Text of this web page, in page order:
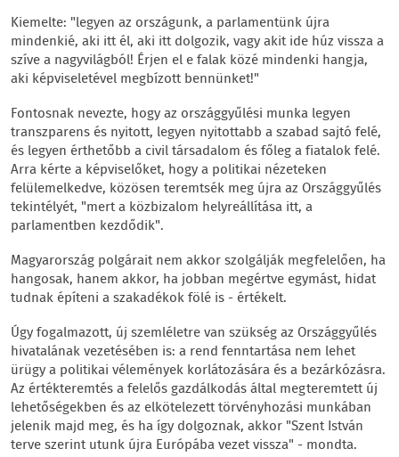
Kiemelte: "legyen az országunk, a parlamentünk újra
mindenkié, aki itt él, aki itt dolgozik, vagy akit ide húz vissza a
szíve a nagyvilágból! Érjen el e falak közé mindenki hangja,
aki képviseletével megbízott bennünket!"
Fontosnak nevezte, hogy az országgyűlési munka legyen
transzparens és nyitott, legyen nyitottabb a szabad sajtó felé,
és legyen érthetőbb a civil társadalom és főleg a fiatalok felé.
Arra kérte a képviselőket, hogy a politikai nézeteken
felülemelkedve, közösen teremtsék meg újra az Országgyűlés
tekintélyét, "mert a közbizalom helyreállítása itt, a
parlamentben kezdődik".
Magyarország polgárait nem akkor szolgálják megfelelően, ha
hangosak, hanem akkor, ha jobban megértve egymást, hidat
tudnak építeni a szakadékok fölé is - értékelt.
Úgy fogalmazott, új szemléletre van szükség az Országgyűlés
hivatalának vezetésében is: a rend fenntartása nem lehet
ürügy a politikai vélemények korlátozására és a bezárkózásra.
Az értékteremtés a felelős gazdálkodás által megteremtett új
lehetőségekben és az elkötelezett törvényhozási munkában
jelenik majd meg, és ha így dolgoznak, akkor "Szent István
terve szerint utunk újra Európába vezet vissza" - mondta.